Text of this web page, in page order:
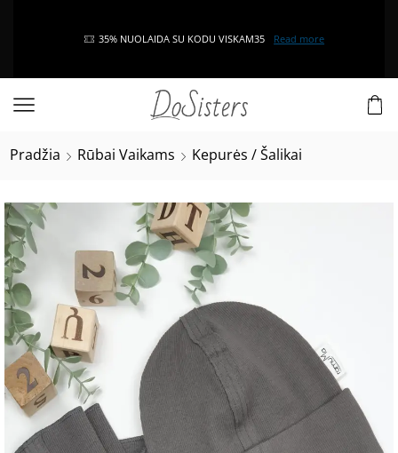
35% NUOLAIDA SU KODU VISKAM35 Read more
Pradžia Rūbai Vaikams Kepurės / Šalikai